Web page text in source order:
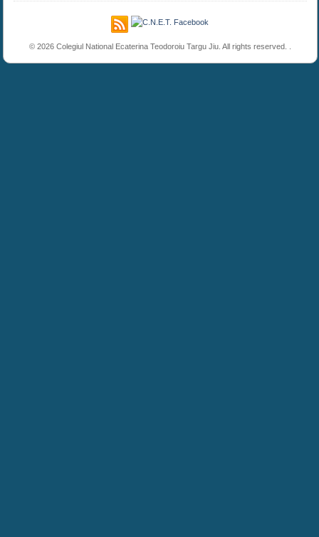
© 2026 Colegiul National Ecaterina Teodoroiu Targu Jiu. All rights reserved. .